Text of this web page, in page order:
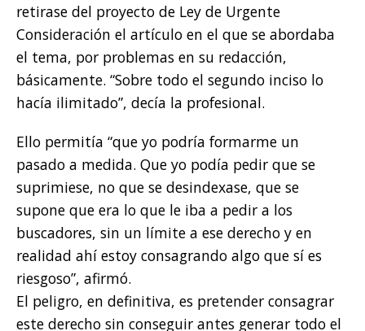
retirase del proyecto de Ley de Urgente
Consideración el artículo en el que se abordaba
el tema, por problemas en su redacción,
básicamente. “Sobre todo el segundo inciso lo
hacía ilimitado”, decía la profesional.
Ello permitía “que yo podría formarme un
pasado a medida. Que yo podía pedir que se
suprimiese, no que se desindexase, que se
supone que era lo que le iba a pedir a los
buscadores, sin un límite a ese derecho y en
realidad ahí estoy consagrando algo que sí es
riesgoso”, afirmó.
El peligro, en definitiva, es pretender consagrar
este derecho sin conseguir antes generar todo el